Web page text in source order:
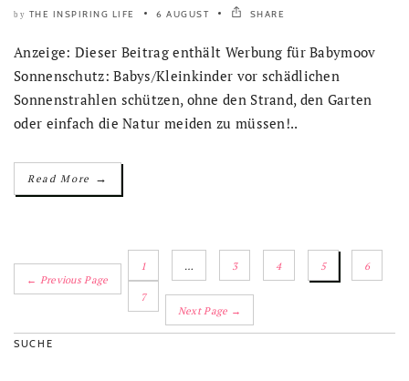
by THE INSPIRING LIFE 6 AUGUST SHARE
Anzeige: Dieser Beitrag enthält Werbung für Babymoov
Sonnenschutz: Babys/Kleinkinder vor schädlichen
Sonnenstrahlen schützen, ohne den Strand, den Garten
oder einfach die Natur meiden zu müssen!..
Read More →
← Previous Page
1 … 3 4 5 6
7
Next Page →
SUCHE